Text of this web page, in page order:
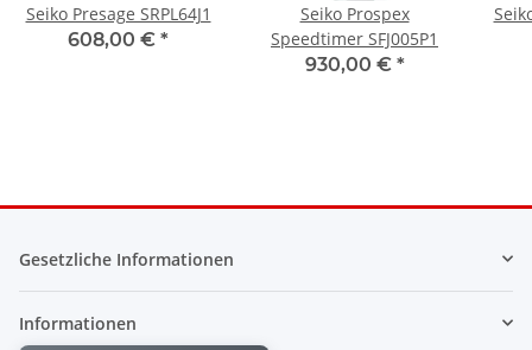
Seiko Presage SRPL64J1
608,00 € *
Seiko Prospex
Speedtimer SFJ005P1
930,00 € *
Gesetzliche Informationen
Informationen